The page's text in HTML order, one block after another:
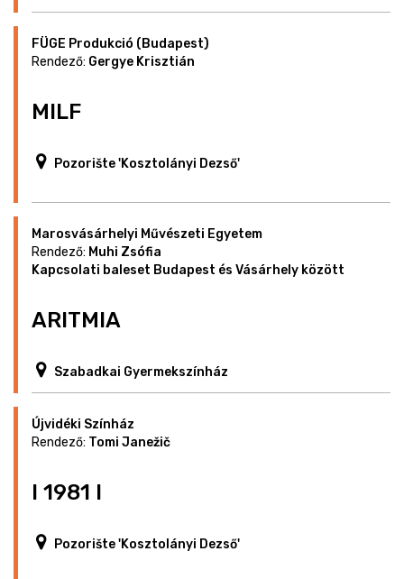
FÜGE Produkció (Budapest)
Rendező: Gergye Krisztián
MILF
Pozorište 'Kosztolányi Dezső'
Marosvásárhelyi Művészeti Egyetem
Rendező: Muhi Zsófia
Kapcsolati baleset Budapest és Vásárhely között
ARITMIA
Szabadkai Gyermekszínház
Újvidéki Színház
Rendező: Tomi Janežič
I 1981 I
Pozorište 'Kosztolányi Dezső'